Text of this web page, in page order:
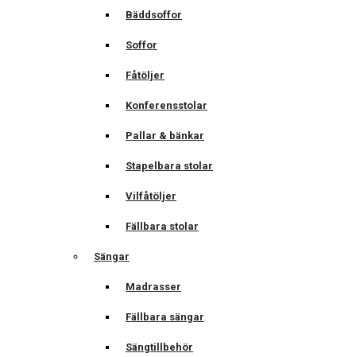
Bäddsoffor
Soffor
Fåtöljer
Konferensstolar
Pallar & bänkar
Stapelbara stolar
Vilfåtöljer
Fällbara stolar
Sängar
Madrasser
Fällbara sängar
Sängtillbehör